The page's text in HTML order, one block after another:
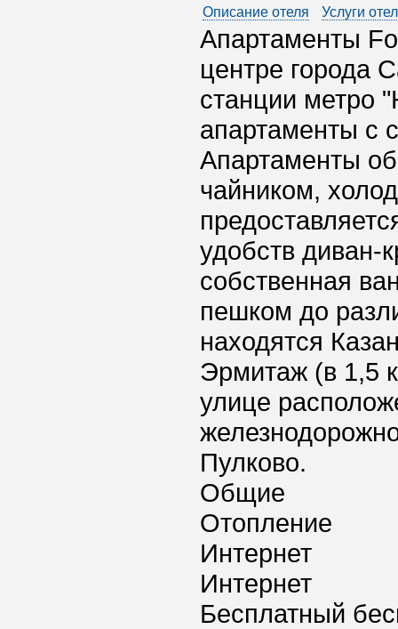
Описание отеля Услуги
Апартаменты
центре города
станции метро
апартаменты с
Апартаменты
чайником,
удобств диван-
собственная
пешком до
находятся
Эрмитаж (в 1,5
улице
Пулково.
Общие
Отопление
Интернет
Интернет
Бесплатный